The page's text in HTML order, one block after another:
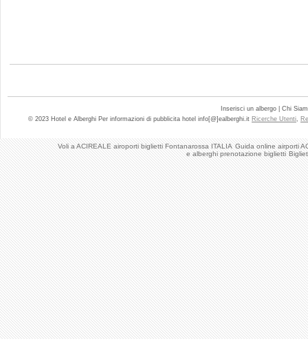
Voli a ACIREALE airoporti biglietti Fontanarossa ITALIA Guida online airporti
e alberghi prenotazione biglietti
Inserisci un albergo | Chi
© 2023 Hotel e Alberghi Per informazioni di pubblicita hotel info[@]ealberghi.it Ricerche Utenti,